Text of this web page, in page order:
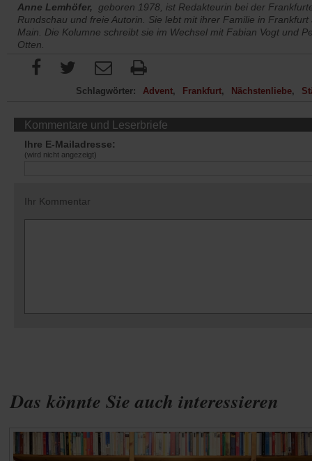
Das könnte Sie auch interessieren
Anne Lemhöfer,
geboren 1978, ist Redakteurin bei der
Rundschau und freie Autorin. Sie lebt mit ihrer Familie in Frankfurt
Main. Die Kolumne schreibt sie im Wechsel mit Fabian Vogt und
Otten.
Schlagwörter: Advent Frankfurt Nächstenliebe
Kommentare und Leserbriefe
Ihre E-Mailadresse:
(wird nicht angezeigt)
Ihr Kommentar